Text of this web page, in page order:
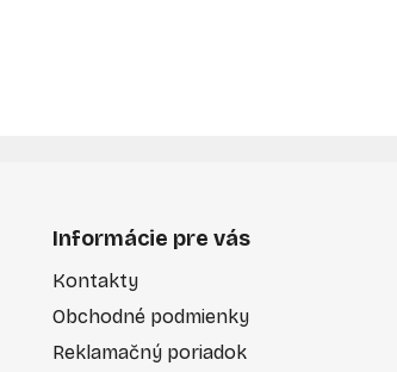
Informácie pre vás
Kontakty
Obchodné podmienky
Reklamačný poriadok